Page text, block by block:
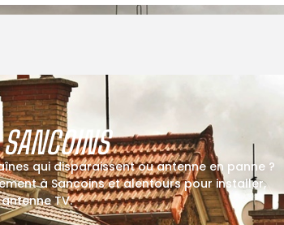
SANCOINS
qui disparaissent ou antenne en panne ?
à Sancoins et alentours pour installer,
TV.